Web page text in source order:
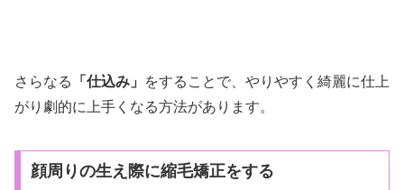
さらなる 「仕込み」
をすることで、やりやすく綺麗に仕上
がり劇的に上手くなる方法があります。
顔周りの生え際に縮毛矯正をする